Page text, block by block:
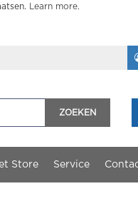
Learn more.
ZOEKEN
Store Service